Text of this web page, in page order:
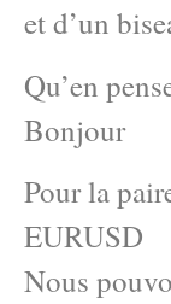
et d’un
Qu’en
Bonjour
Pour la
EURUSD
Nous